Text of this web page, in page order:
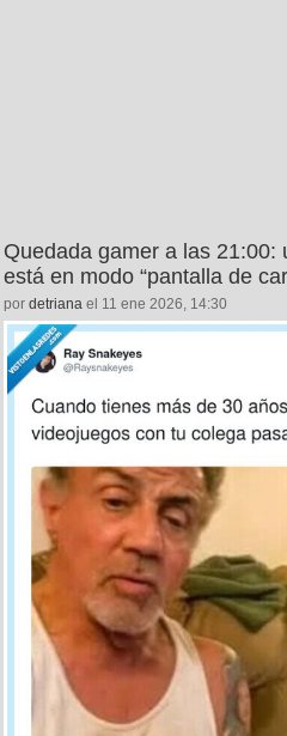
Quedada gamer a las 21:00:
está en modo “pantalla de
por detriana el 11 ene 2026, 14:30